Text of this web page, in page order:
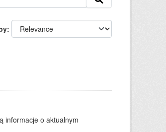
informacje o aktualnym